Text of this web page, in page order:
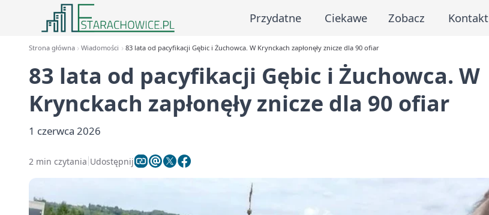
Przydatne Ciekawe Zobacz Kontakt
Strona główna Wiadomości 83 lata od pacyfikacji Gębic i Żuchowca. W Krynckach zapłonęły znicze dla 90 ofiar
83 lata od pacyfikacji Gębic i Żuchowca. W
Krynckach zapłonęły znicze dla 90 ofiar
1 czerwca 2026
2 min czytania Udostępnij